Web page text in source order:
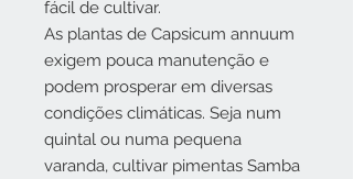
fácil de cultivar.
As plantas de Capsicum annuum
exigem pouca manutenção e
podem prosperar em diversas
condições climáticas. Seja num
quintal ou numa pequena
varanda, cultivar pimentas Samba